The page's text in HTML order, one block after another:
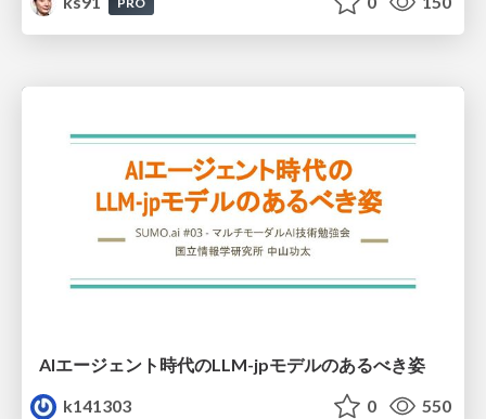
AIエージェント時代のLLM-jpモデルのあるべき姿
k141303
0 550